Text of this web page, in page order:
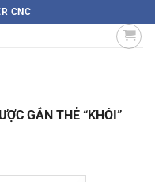
CNC
GẮN THẺ “KHÓI”